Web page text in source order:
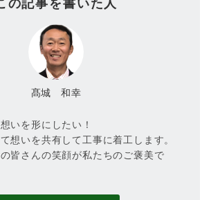
髙城 和幸
いを形にしたい！
想いを共有して工事に着工します。
皆さんの笑顔が私たちのご褒美で